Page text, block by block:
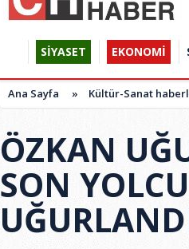
SİYASET EKONOMİ
Ana Sayfa » Kültür-Sanat
ÖZKAN
SON